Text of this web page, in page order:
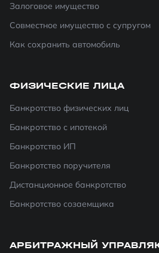
Залоговое имущество
Совместное имущество с супругом
Как сохранить автомобиль
ФИЗИЧЕСКИЕ ЛИЦА
Банкротство физических лиц
Банкротство с ипотекой
Банкротство ИП
Банкротство поручителя
Дистанционное банкротство
Банкротство созаемщика
АРБИТРАЖНЫЙ